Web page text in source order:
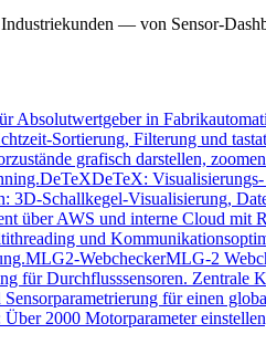
— von Sensor-
Absolutwertgeber in
Sortierung, Filterung und
grafisch darstellen,
DeTeXDeTeX:
3D-Schallkegel-Visualisierung,
über AWS und interne Cloud mit
und
MLG2-WebcheckerMLG-2
für Durchflusssensoren. Zentrale
für einen
2000 Motorparameter